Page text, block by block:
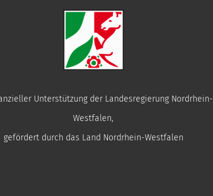
Unterstützung der Landesregierung Nordrhein-
Westfalen,
gefördert durch das Land Nordrhein-Westfalen